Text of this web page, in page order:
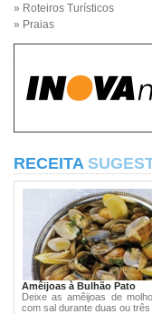
» Roteiros Turísticos
» Praias
RECEITA
Amêijoas à Bulhão Pato
Deixe as amêijoas de
com sal durante duas ou três